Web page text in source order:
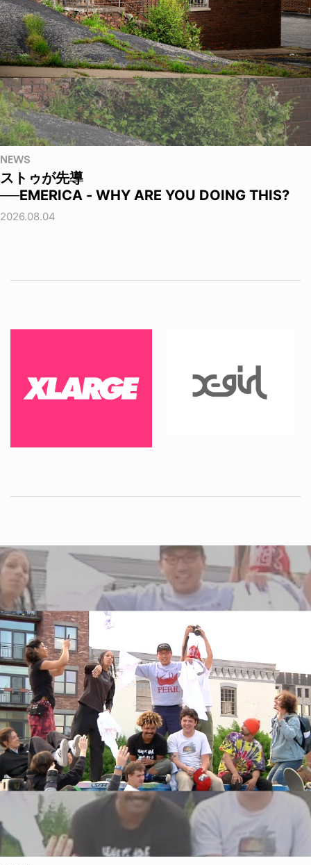
NEWS
ストゥが先導
──EMERICA - WHY ARE YOU DOING THIS?
2026.08.04